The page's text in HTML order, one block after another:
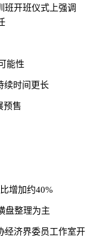
班开班仪式上强调
能性
续时间更长
预售
增加约40%
盘整理为主
济界委员工作室开